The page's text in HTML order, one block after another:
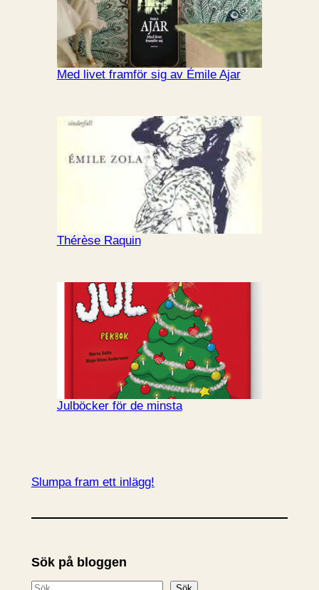
Med livet framför sig av Émile Ajar
Thérèse Raquin
Julböcker för de minsta
Slumpa fram ett inlägg!
Sök på bloggen